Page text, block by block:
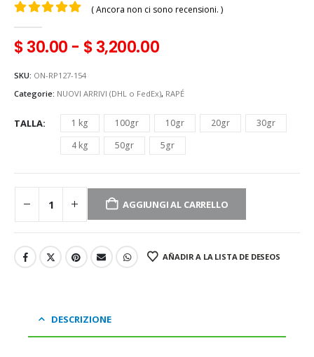
( Ancora non ci sono recensioni. )
$30.00 - $3,200.00
SKU: ON-RP127-154
Categorie: NUOVI ARRIVI (DHL o FedEx), RAPÉ
TALLA 1 kg 100gr 10gr 20gr
30gr
4 kg
50gr 5gr
AGGIUNGI AL CARRELLO
AÑADIR A LA LISTA DE DESEOS
DESCRIZIONE